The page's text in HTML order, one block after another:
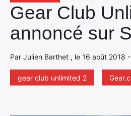
Gear Club
annoncé sur
Par Julien Barthet , le 16 août 2018
gear club unlimited 2